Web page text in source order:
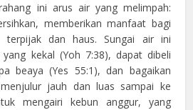
ini arus air yang melimpah:
memberikan manfaat bagi
terpijak dan haus. Sungai air ini
kekal (Yoh 7:38), dapat dibeli
beaya (Yes 55:1), dan bagaikan
jauh dan luas sampai ke
mengairi kebun anggur, yang